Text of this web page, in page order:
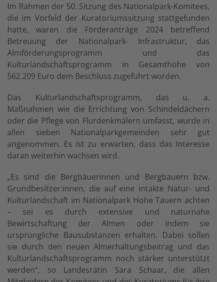
Im Rahmen der 50. Sitzung des Nationalpark-Komitees,
die im Vorfeld der Kuratoriumssitzung stattgefunden
hatte, waren die Förderanträge 2024 betreffend
Betreuung der Nationalpark- Infrastruktur, das
Almförderungsprogramm und das
Kulturlandschaftsprogramm in Gesamthöhe von
562.209 Euro dem Beschluss zugeführt worden.
Das Kulturlandschaftsprogramm, das u. a.
Maßnahmen wie die Errichtung von Schindeldächern
oder die Pflege von Flurdenkmälern umfasst, wurde in
allen sieben Nationalparkgemeinden sehr gut
angenommen. Es ist zu erwarten, dass das Interesse
daran weiterhin wachsen wird.
„Es sind die Bergbäuerinnen und Bergbauern bzw.
Grundbesitzer:innen, die auf eine intakte Natur- und
Kulturlandschaft im Nationalpark Hohe Tauern achten
– sei es durch extensive und naturnahe
Bewirtschaftung der Almen oder indem sie
ursprüngliche Bausubstanzen erhalten. Dabei sollen
sie durch den neuen Almerhaltungsbeitrag und das
Kulturlandschaftsprogramm noch stärker unterstützt
werden“, so Landesrätin Sara Schaar, die allen